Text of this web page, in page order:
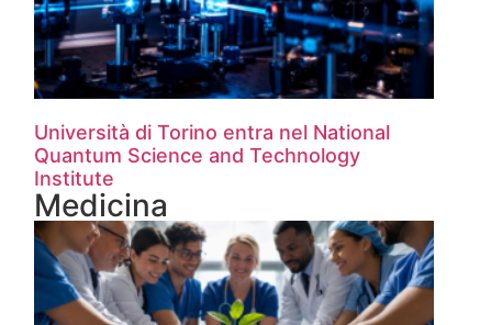
Università di Torino entra nel National
Quantum Science and Technology
Institute
Medicina